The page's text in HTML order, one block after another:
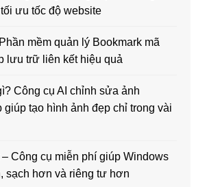
ưu tốc độ website
mềm quản lý Bookmark mã
lưu trữ liên kết hiệu quả
Công cụ AI chỉnh sửa ảnh
giúp tạo hình ảnh đẹp chỉ trong vài
Công cụ miễn phí giúp Windows
sạch hơn và riêng tư hơn